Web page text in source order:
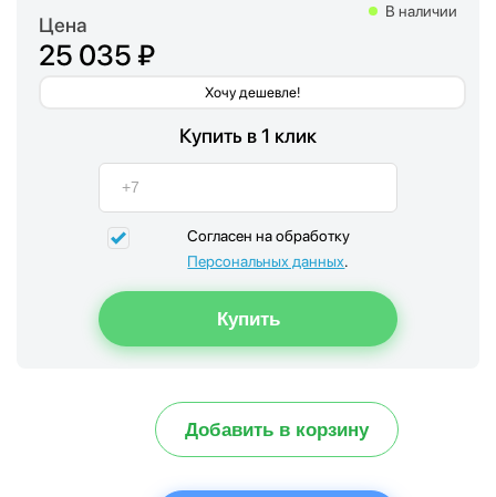
Цена
25 035 ₽
Хочу дешевле!
В наличии
Купить в 1 клик
Согласен на обработку
Персональных данных.
Добавить в корзину